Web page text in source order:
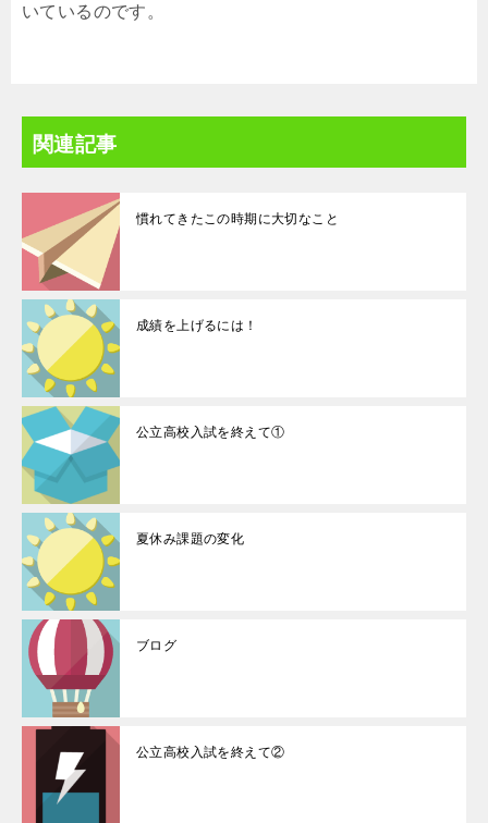
いているのです。
関連記事
慣れてきたこの時期に大切なこと
成績を上げるには！
公立高校入試を終えて①
夏休み課題の変化
ブログ
公立高校入試を終えて②